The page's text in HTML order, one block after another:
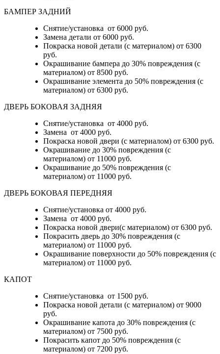
БАМПЕР ЗАДНИЙ
Снятие/установка от 6000 руб.
Замена детали от 6000 руб.
Покраска новой детали (с материалом) от 6300
руб.
Окрашивание бампера до 30% повреждения (с
материалом) от 8500 руб.
Окрашивание элемента до 50% повреждения (с
материалом) от 6300 руб.
ДВЕРЬ БОКОВАЯ ЗАДНЯЯ
Снятие/установка от 4000 руб.
Замена от 4000 руб.
Покраска новой двери (с материалом) от 6300 руб.
Окрашивание до 30% повреждения (с
материалом) от 11000 руб.
Окрашивание до 50% повреждения (с
материалом) от 11000 руб.
ДВЕРЬ БОКОВАЯ ПЕРЕДНЯЯ
Снятие/установка от 4000 руб.
Замена от 4000 руб.
Покраска новой двери(с материалом) от 6300 руб.
Покрасить дверь до 30% повреждения (с
материалом) от 11000 руб.
Окрашивание поверхности до 50% повреждения (с
материалом) от 11000 руб.
КАПОТ
Снятие/установка от 1500 руб.
Покраска новой детали (с материалом) от 9000
руб.
Окрашивание капота до 30% повреждения (с
материалом) от 7500 руб.
Покрасить капот до 50% повреждения (с
материалом) от 7200 руб.